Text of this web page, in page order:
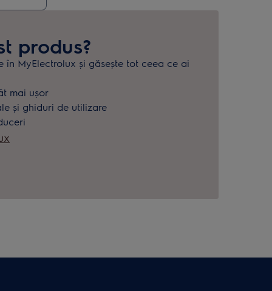
produs?
în MyElectrolux și găsește tot ceea ce ai
mai ușor
și ghiduri de utilizare